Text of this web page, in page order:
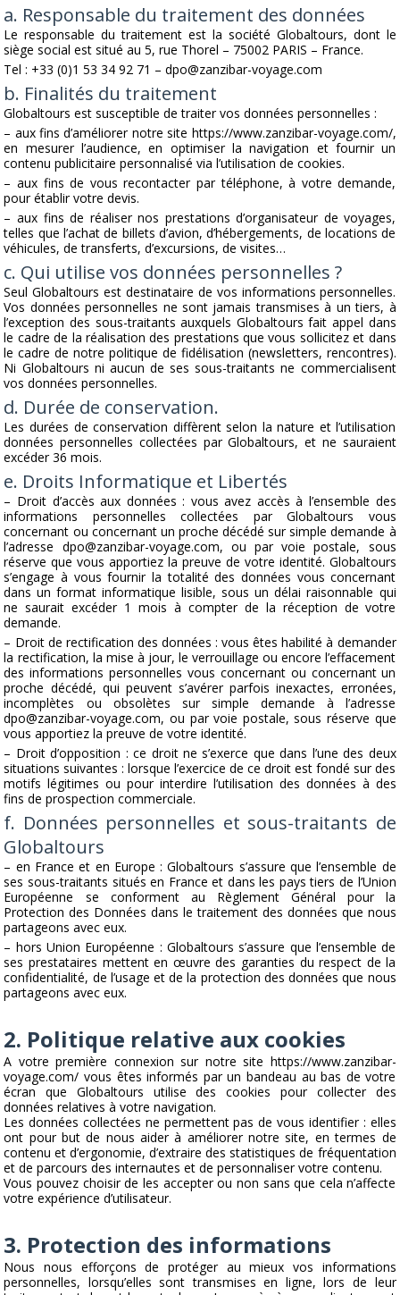
a. Responsable du traitement des données
Le responsable du traitement est la société Globaltours, dont le
siège social est situé au 5, rue Thorel – 75002 PARIS – France.
Tel : +33 (0)1 53 34 92 71 –dpo@zanzibar-voyage.com
b. Finalités du traitement
Globaltours est susceptible de traiter vos données personnelles :
– aux fins d’améliorer notre site https://www.zanzibar-voyage.com/,
en mesurer l’audience, en optimiser la navigation et fournir un
contenu publicitaire personnalisé via l’utilisation de cookies.
– aux fins de vous recontacter par téléphone, à votre demande,
pour établir votre devis.
– aux fins de réaliser nos prestations d’organisateur de voyages,
telles que l’achat de billets d’avion, d’hébergements, de locations de
véhicules, de transferts, d’excursions, de visites…
c. Qui utilise vos données personnelles ?
Seul Globaltours est destinataire de vos informations personnelles.
Vos données personnelles ne sont jamais transmises à un tiers, à
l’exception des sous-traitants auxquels Globaltours fait appel dans
le cadre de la réalisation des prestations que vous sollicitez et dans
le cadre de notre politique de fidélisation (newsletters, rencontres).
Ni Globaltours ni aucun de ses sous-traitants ne commercialisent
vos données personnelles.
d. Durée de conservation.
Les durées de conservation diffèrent selon la nature et l’utilisation
données personnelles collectées par Globaltours, et ne sauraient
excéder 36 mois.
e. Droits Informatique et Libertés
– Droit d’accès aux données : vous avez accès à l’ensemble des
informations personnelles collectées par Globaltours vous
concernant ou concernant un proche décédé sur simple demande à
l’adresse dpo@zanzibar-voyage.com, ou par voie postale, sous
réserve que vous apportiez la preuve de votre identité. Globaltours
s’engage à vous fournir la totalité des données vous concernant
dans un format informatique lisible, sous un délai raisonnable qui
ne saurait excéder 1 mois à compter de la réception de votre
demande.
– Droit de rectification des données : vous êtes habilité à demander
la rectification, la mise à jour, le verrouillage ou encore l’effacement
des informations personnelles vous concernant ou concernant un
proche décédé, qui peuvent s’avérer parfois inexactes, erronées,
incomplètes ou obsolètes sur simple demande à l’adresse
dpo@zanzibar-voyage.com, ou par voie postale, sous réserve que
vous apportiez la preuve de votre identité.
– Droit d’opposition : ce droit ne s’exerce que dans l’une des deux
situations suivantes : lorsque l’exercice de ce droit est fondé sur des
motifs légitimes ou pour interdire l’utilisation des données à des
fins de prospection commerciale.
f. Données personnelles et sous-traitants de
Globaltours
– en France et en Europe : Globaltours s’assure que l’ensemble de
ses sous-traitants situés en France et dans les pays tiers de l’Union
Européenne se conforment au Règlement Général pour la
Protection des Données dans le traitement des données que nous
partageons avec eux.
– hors Union Européenne : Globaltours s’assure que l’ensemble de
ses prestataires mettent en œuvre des garanties du respect de la
confidentialité, de l’usage et de la protection des données que nous
partageons avec eux.
2. Politique relative aux cookies
A votre première connexion sur notre site https://www.zanzibar-
voyage.com/ vous êtes informés par un bandeau au bas de votre
écran que Globaltours utilise des cookies pour collecter des
données relatives à votre navigation.
Les données collectées ne permettent pas de vous identifier : elles
ont pour but de nous aider à améliorer notre site, en termes de
contenu et d’ergonomie, d’extraire des statistiques de fréquentation
et de parcours des internautes et de personnaliser votre contenu.
Vous pouvez choisir de les accepter ou non sans que cela n’affecte
votre expérience d’utilisateur.
3. Protection des informations
Nous nous efforçons de protéger au mieux vos informations
personnelles, lorsqu’elles sont transmises en ligne, lors de leur